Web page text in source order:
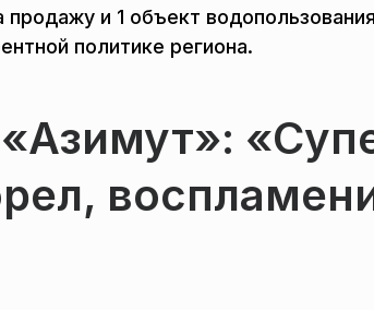
и 1 объект
политике региона.